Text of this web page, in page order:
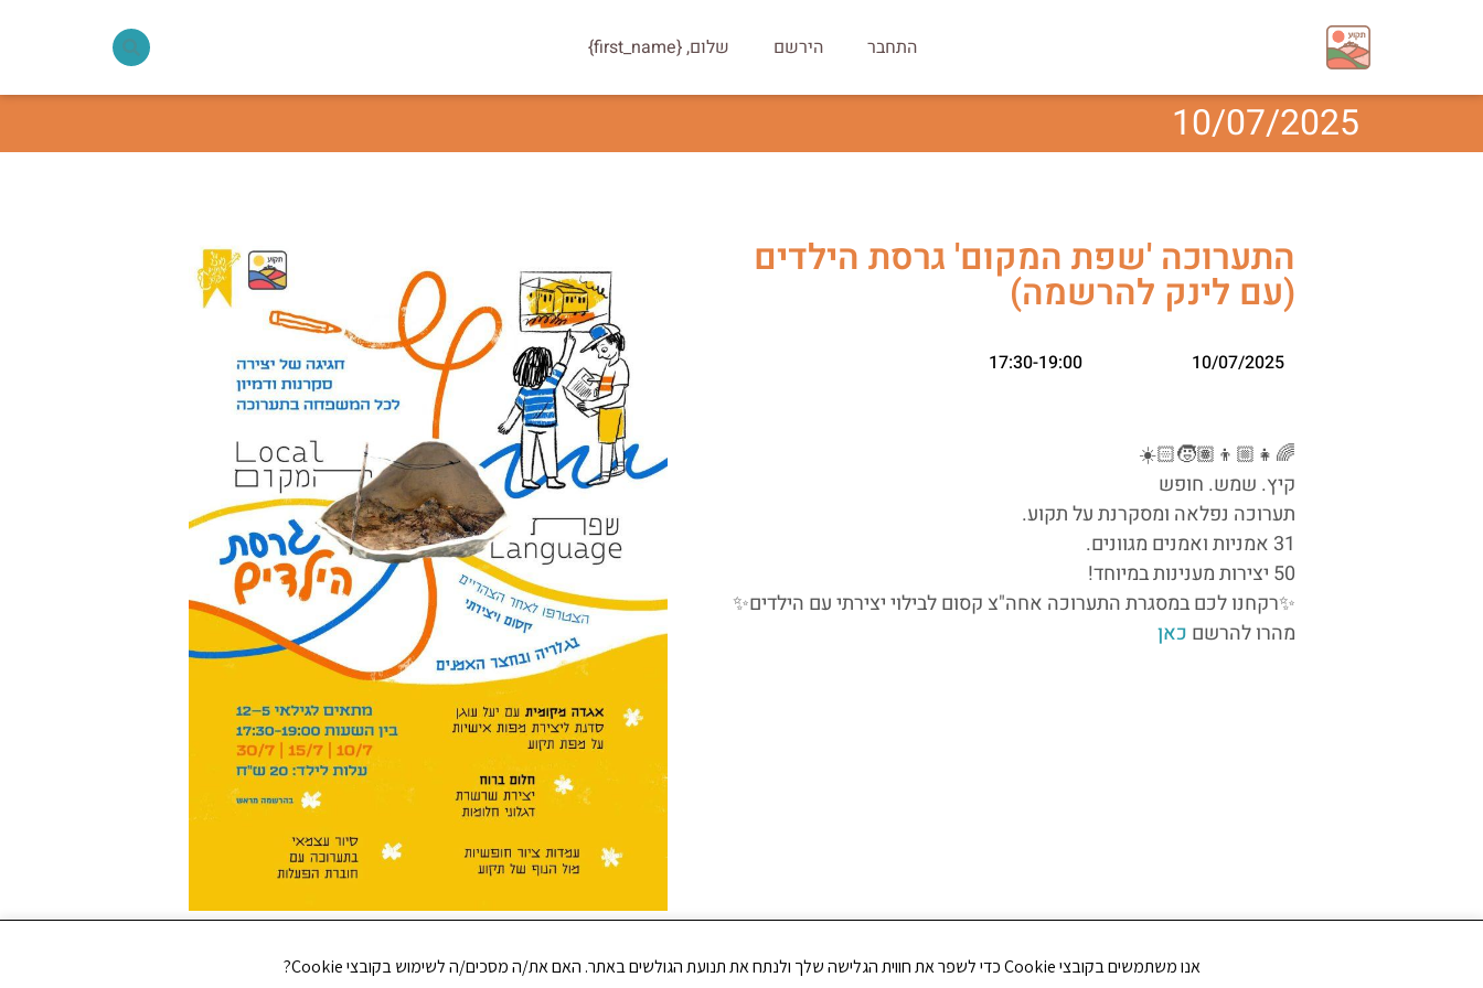
התחבר הירשם שלום, {first_name}
10/07/2025
התערוכה 'שפת המקום' גרסת הילדים
(עם לינק להרשמה)
10/07/2025
17:30-19:00
🌈👧🏼👦🏽🧒🏻☀️
קיץ. שמש. חופש
תערוכה נפלאה ומסקרנת על תקוע.
31 אמניות ואמנים מגוונים.
50 יצירות מענינות במיוחד!
✨רקחנו לכם במסגרת התערוכה אחה"צ קסום לבילוי יצירתי עם הילדים✨
מהרו להרשם כאן
אנו משתמשים בקובצי Cookie כדי לשפר את חווית הגלישה שלך ולנתח את תנועת הגולשים באתר. האם את/ה מסכים/ה לשימוש בקובצי Cookie?